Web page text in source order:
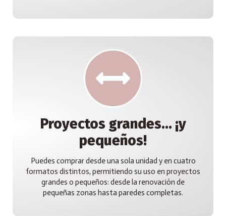
Proyectos grandes... ¡y
pequeños!
Puedes comprar desde una sola unidad y en cuatro
formatos distintos, permitiendo su uso en proyectos
grandes o pequeños: desde la renovación de
pequeñas zonas hasta paredes completas.